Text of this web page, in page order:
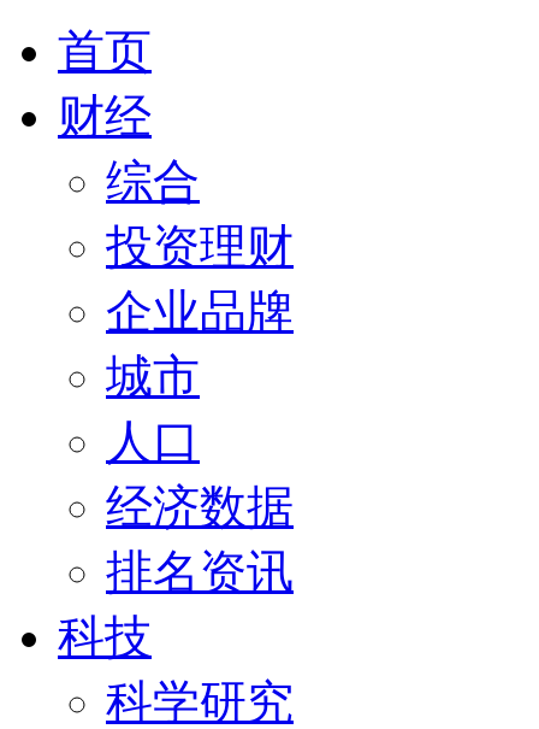
首页
财经
综合
投资理财
企业品牌
城市
人口
经济数据
排名资讯
科技
科学研究